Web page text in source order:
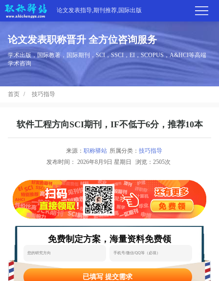
论文发表指导,期刊推荐,国际出版
首
页
学
论文发表职称晋升 全方位咨询服务
学术出版，国际教著，国际期刊，SCI，SSCI，EI，SCOPUS，A&HCI等高端
学术咨询
首页 技巧指导
软件工程方向SCI期刊，IF不低于6分，推荐10本
来源： 职称驿站 所属分类： 技巧指导
发布时间： 2026年8月9日 星期日 浏览：2505次
免费制定方案，海量资料免费领
已填写 提交需求